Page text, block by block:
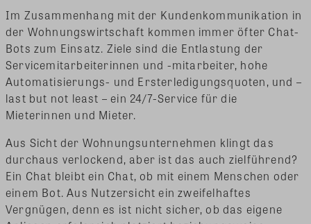
Im Zusammenhang mit der Kundenkommunikation in
der Wohnungswirtschaft kommen immer öfter Chat-
Bots zum Einsatz. Ziele sind die Entlastung der
Servicemitarbeiterinnen und -mitarbeiter, hohe
Automatisierungs- und Ersterledigungsquoten, und –
last but not least – ein 24/7-Service für die
Mieterinnen und Mieter.
Aus Sicht der Wohnungsunternehmen klingt das
durchaus verlockend, aber ist das auch zielführend?
Ein Chat bleibt ein Chat, ob mit einem Menschen oder
einem Bot. Aus Nutzersicht ein zweifelhaftes
Vergnügen, denn es ist nicht sicher, ob das eigene